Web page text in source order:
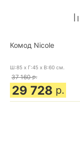
Комод Nicole
Ш:85 x Г:45 x В:60 см.
37 160 р.
29 728 р.